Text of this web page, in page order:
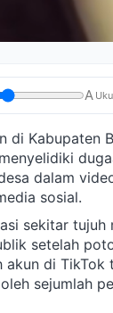
A
di Kabupaten
dalam
sosial.
sekitar
setelah
akun di
sejumlah